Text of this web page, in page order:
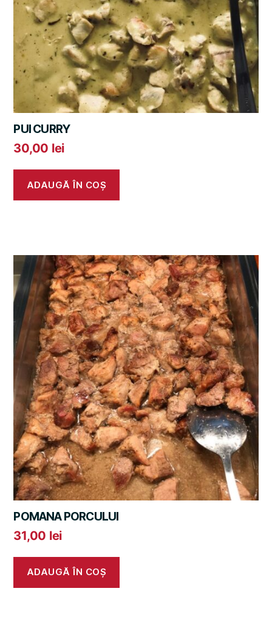
PUI CURRY
30,00 lei
ADAUGĂ ÎN COȘ
POMANA PORCULUI
31,00 lei
ADAUGĂ ÎN COȘ